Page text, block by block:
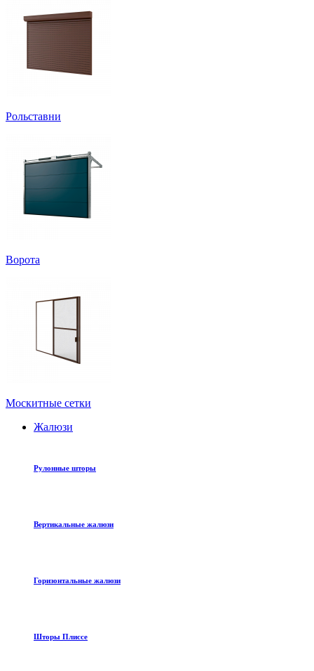
Рольставни
Ворота
Москитные сетки
Жалюзи
Рулонные шторы
Вертикальные жалюзи
Горизонтальные жалюзи
Шторы Плиссе